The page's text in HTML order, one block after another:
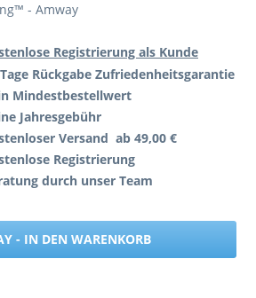
- Amway
Registrierung als Kunde
Rückgabe Zufriedenheitsgarantie
Mindestbestellwert
Jahresgebühr
Versand ab 49,00 €
Registrierung
durch unser Team
- IN DEN WARENKORB